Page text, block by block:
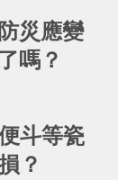
災應變
嗎？
斗等瓷
？